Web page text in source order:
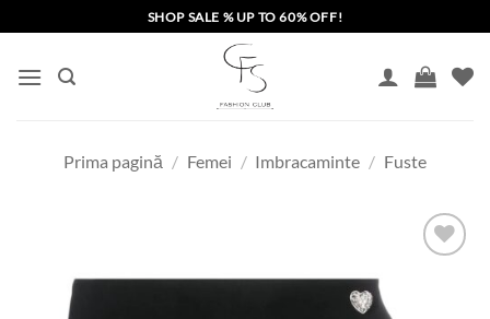
to
content
SHOP SALE % UP TO 60% OFF!
Prima pagină / Femei / Imbracaminte / Fuste